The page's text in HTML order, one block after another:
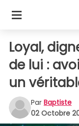
Loyal,
de lui :
un
Par Baptiste
02 Octobre